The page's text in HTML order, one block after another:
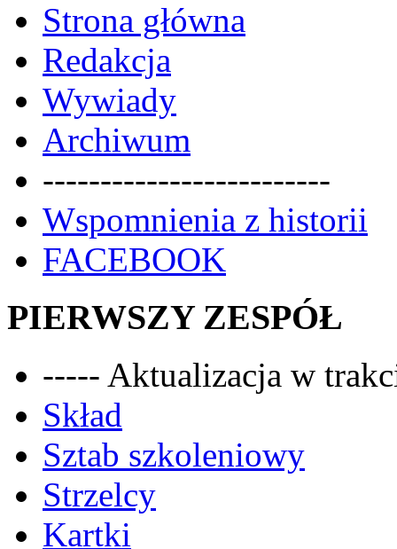
Strona główna
Redakcja
Wywiady
Archiwum
-------------------------
Wspomnienia z historii
FACEBOOK
PIERWSZY ZESPÓŁ
----- Aktualizacja w
Skład
Sztab szkoleniowy
Strzelcy
Kartki